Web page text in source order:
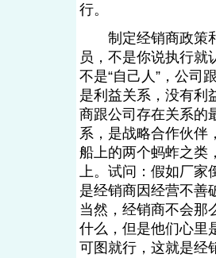
行。
制定经销商政策和
员，不是你说执行就
不是“自己人”，公司
是利益关系，没有利
商跟公司存在关系的
系，是战略合作伙伴
船上的两个蚂蚱之类
上。试问：假如厂家
是经销商因经营不善
当然，经销商不会那
什么，但是他们心里
可图就行，这就是经